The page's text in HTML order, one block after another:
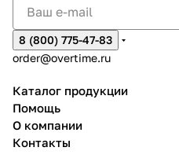
8 (800) 775-47-83
order@overtime.ru
Каталог продукции
Помощь
О компании
Контакты